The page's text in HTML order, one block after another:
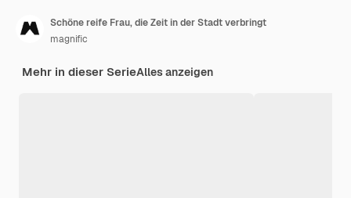
Schöne reife Frau, die Zeit in der Stadt verbringt
magnific
Mehr in dieser SerieAlles anzeigen